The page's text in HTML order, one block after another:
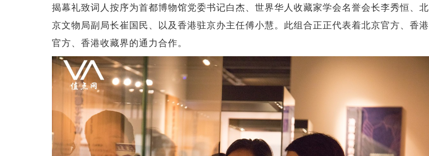
揭幕礼致词人按序为首都博物馆党委书记白杰、世界华人收藏家学会名誉会长李秀恒、北
京文物局副局长崔国民、以及香港驻京办主任傅小慧。此组合正正代表着北京官方、香港
官方、香港收藏界的通力合作。